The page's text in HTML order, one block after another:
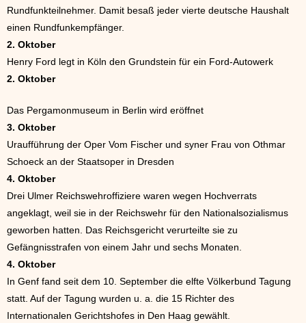
Rundfunkteilnehmer. Damit besaß jeder vierte deutsche Haushalt
einen Rundfunkempfänger.
2. Oktober
Henry Ford legt in Köln den Grundstein für ein Ford-Autowerk
2. Oktober
Das Pergamonmuseum in Berlin wird eröffnet
3. Oktober
Uraufführung der Oper Vom Fischer und syner Frau von Othmar
Schoeck an der Staatsoper in Dresden
4. Oktober
Drei Ulmer Reichswehroffiziere waren wegen Hochverrats
angeklagt, weil sie in der Reichswehr für den Nationalsozialismus
geworben hatten. Das Reichsgericht verurteilte sie zu
Gefängnisstrafen von einem Jahr und sechs Monaten.
4. Oktober
In Genf fand seit dem 10. September die elfte Völkerbund Tagung
statt. Auf der Tagung wurden u. a. die 15 Richter des
Internationalen Gerichtshofes in Den Haag gewählt.